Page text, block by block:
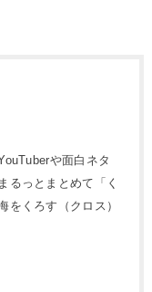
や面白ネタ
るっとまとめて「く
をくろす（クロス）